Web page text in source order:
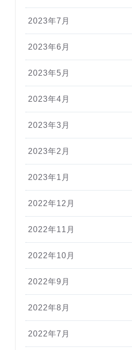
2023年7月
2023年6月
2023年5月
2023年4月
2023年3月
2023年2月
2023年1月
2022年12月
2022年11月
2022年10月
2022年9月
2022年8月
2022年7月